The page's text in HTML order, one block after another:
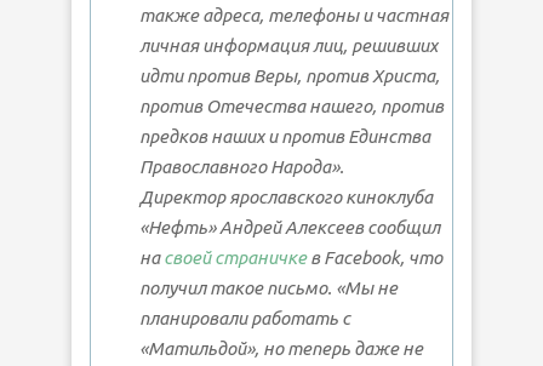
также адреса, телефоны и частная
личная информация лиц, решивших
идти против Веры, против Христа,
против Отечества нашего, против
предков наших и против Единства
Православного Народа».
Директор ярославского киноклуба
«Нефть» Андрей Алексеев сообщил
насвоей страничкев Facebook, что
получил такое письмо. «Мы не
планировали работать с
«Матильдой», но теперь даже не